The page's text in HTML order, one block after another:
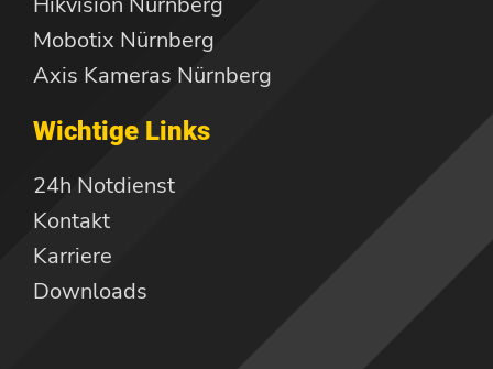
Mobotix Nürnberg
Axis Kameras Nürnberg
Wichtige Links
24h Notdienst
Kontakt
Karriere
Downloads